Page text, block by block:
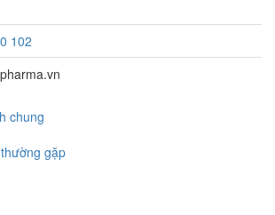
102
chung
gặp